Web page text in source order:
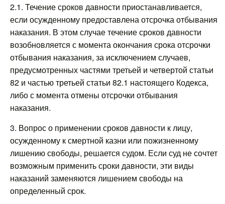
2.1. Течение сроков давности приостанавливается,
если осужденному предоставлена отсрочка отбывания
наказания. В этом случае течение сроков давности
возобновляется с момента окончания срока отсрочки
отбывания наказания, за исключением случаев,
предусмотренных частями третьей и четвертой статьи
82 и частью третьей статьи 82.1 настоящего Кодекса,
либо с момента отмены отсрочки отбывания
наказания.
3. Вопрос о применении сроков давности к лицу,
осужденному к смертной казни или пожизненному
лишению свободы, решается судом. Если суд не сочтет
возможным применить сроки давности, эти виды
наказаний заменяются лишением свободы на
определенный срок.